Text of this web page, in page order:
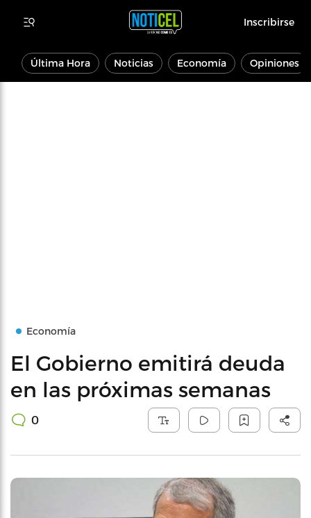
Inscribirse
Última Hora Noticias Economía Opiniones
Economía
El Gobierno emitirá deuda
en las próximas semanas
0